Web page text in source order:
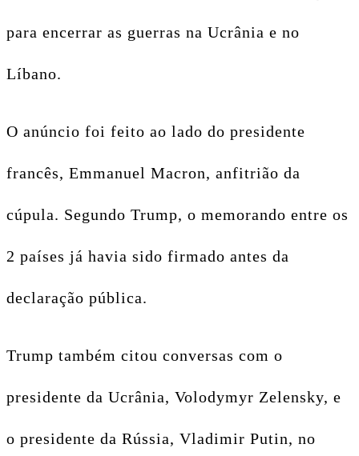
para encerrar as guerras na Ucrânia e no
Líbano.
O anúncio foi feito ao lado do presidente
francês, Emmanuel Macron, anfitrião da
cúpula. Segundo Trump, o memorando entre os
2 países já havia sido firmado antes da
declaração pública.
Trump também citou conversas com o
presidente da Ucrânia, Volodymyr Zelensky, e
o presidente da Rússia, Vladimir Putin, no